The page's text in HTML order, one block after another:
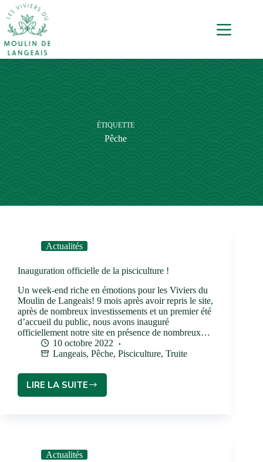
ÉTIQUETTE
Pêche
Actualités
Inauguration officielle de la pisciculture !
Un week-end riche en émotions pour les Viviers du
Moulin de Langeais! 9 mois après avoir repris le site,
après de nombreux investissements et un premier été
d’accueil du public, nous avons inauguré
officiellement notre site en présence de nombreux…
10 octobre 2022
Langeais, Pêche, Pisciculture, Truite
LIRE LA SUITE
Actualités